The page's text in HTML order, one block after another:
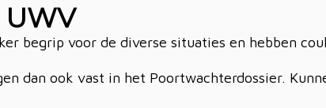
begrip voor de diverse situaties en hebben
dan ook vast in het Poortwachterdossier.